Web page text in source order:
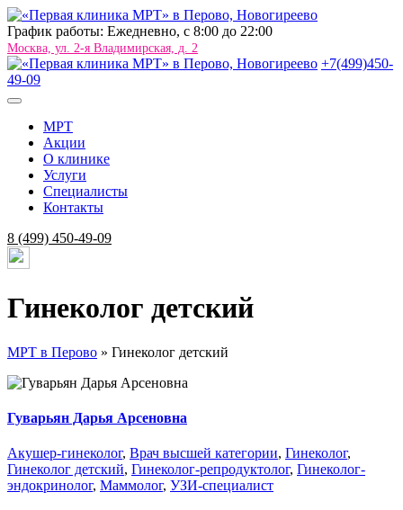
График работы: Ежедневно, c 8:00 до 22:00
Москва, ул. 2-я Владимирская, д. 2
+7(499)450-
49-09
МРТ
Акции
О клинике
Услуги
Специалисты
Контакты
8 (499) 450-49-09
Гинеколог детский
МРТ в Перово » Гинеколог детский
Гуварьян Дарья Арсеновна
Акушер-гинеколог, Врач высшей категории, Гинеколог,
Гинеколог детский, Гинеколог-репродуктолог, Гинеколог-
эндокринолог, Маммолог, УЗИ-специалист